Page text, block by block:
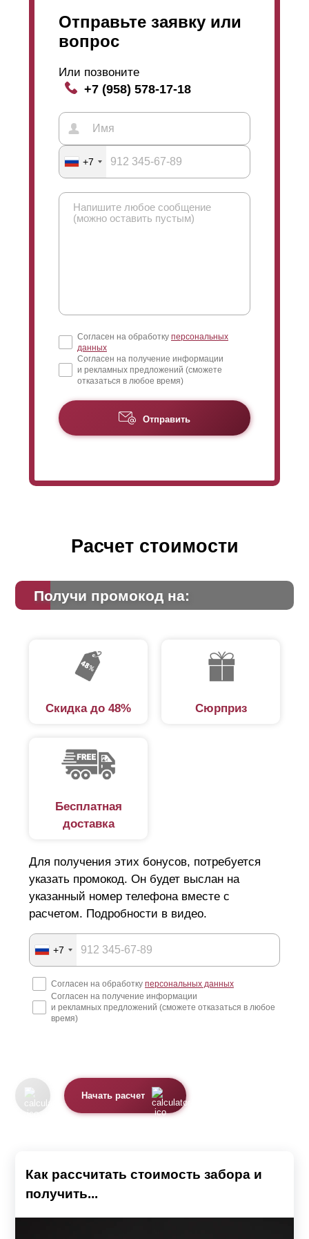
Отправьте заявку или
вопрос
Или позвоните
+7 (958) 578-17-18
+7
Согласен на обработку персональных
данных
Согласен на получение информации
и рекламных предложений (сможете
отказаться в любое время)
Отправить
Расчет стоимости
Получи промокод на:
Скидка до 48% Сюрприз
Бесплатная
доставка
Для получения этих бонусов, потребуется
указать промокод. Он будет выслан на
указанный номер телефона вместе с
расчетом. Подробности в видео.
+7
Согласен на обработку персональных данных
Согласен на получение информации
и рекламных предложений (сможете отказаться в любое
время)
Начать расчет
Как рассчитать стоимость забора и
получить...